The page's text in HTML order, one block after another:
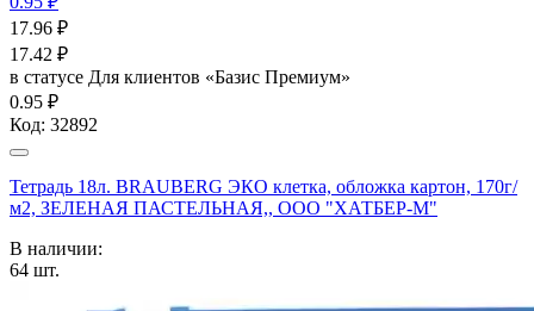
17.96 ₽
17.42 ₽
в статусе Для клиентов «Базис Премиум»
0.95 ₽
Код: 32892
Тетрадь 18л. BRAUBERG ЭКО клетка, обложка картон, 170г/
м2, ЗЕЛЕНАЯ ПАСТЕЛЬНАЯ,, ООО "ХАТБЕР-М"
В наличии:
64 шт.